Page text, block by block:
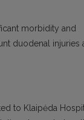
morbidity and
duodenal injuries
to Klaipėda